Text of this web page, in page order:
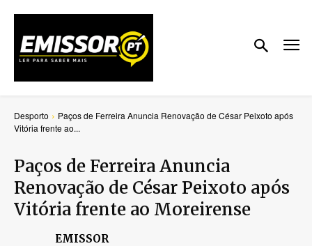
Desporto
Paços de Ferreira Anuncia Renovação de César Peixoto após
Vitória frente ao...
Paços de Ferreira Anuncia
Renovação de César Peixoto após
Vitória frente ao Moreirense
EMISSOR